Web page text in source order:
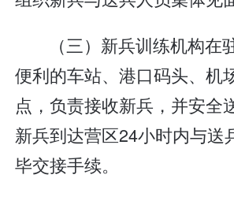
（三）新兵训练机构在
便利的车站、港口码头、机
点，负责接收新兵，并安全
新兵到达营区24小时内与送
毕交接手续。